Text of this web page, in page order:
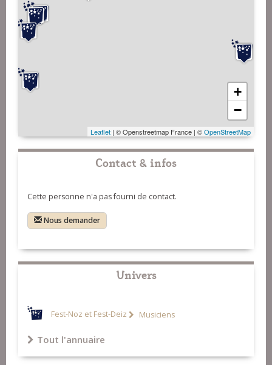
+
−
Leaflet | © Openstreetmap France | ©OpenStreetMap
Contact & infos
Cette personne n'a pas fourni de contact.
Nous demander
Univers
Fest-Noz et Fest-Deiz Musiciens
Tout l'annuaire